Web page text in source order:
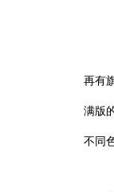
再有
满版
不同